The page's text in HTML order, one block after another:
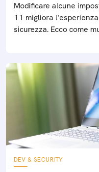
Modificare alcune
11 migliora
sicurezza. Ecco come
DEV & SECURITY